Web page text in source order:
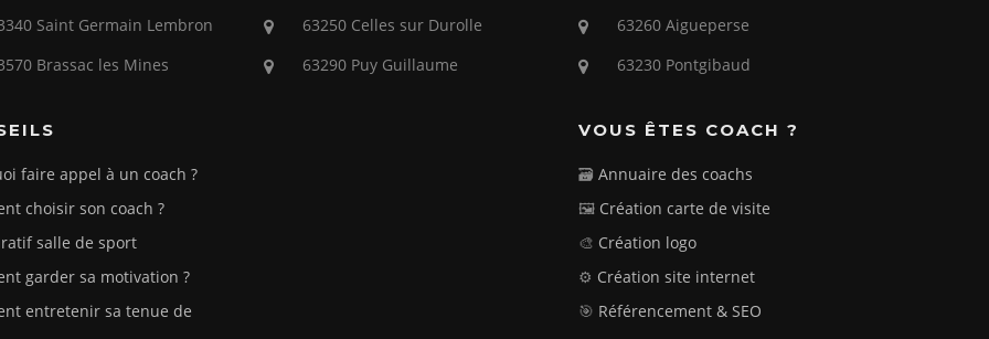
Saint Germain Lembron
Brassac les Mines
faire appel à un coach ?
choisir son coach ?
salle de sport
garder sa motivation ?
entretenir sa tenue de
63250 Celles sur Durolle
63290 Puy Guillaume
63260 Aigueperse
63230 Pontgibaud
VOUS ÊTES COACH ?
🗃️ Annuaire des coachs
🖼️ Création carte de visite
🎨 Création logo
⚙️ Création site internet
🎯 Référencement & SEO